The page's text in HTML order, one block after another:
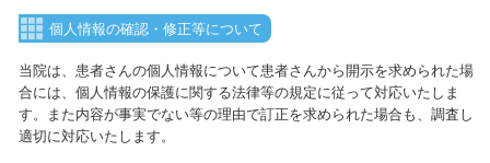
個人情報の確認・修正等について
当院は、患者さんの個人情報について患者さんから開示を求められた場
合には、個人情報の保護に関する法律等の規定に従って対応いたしま
す。また内容が事実でない等の理由で訂正を求められた場合も、調査し
適切に対応いたします。